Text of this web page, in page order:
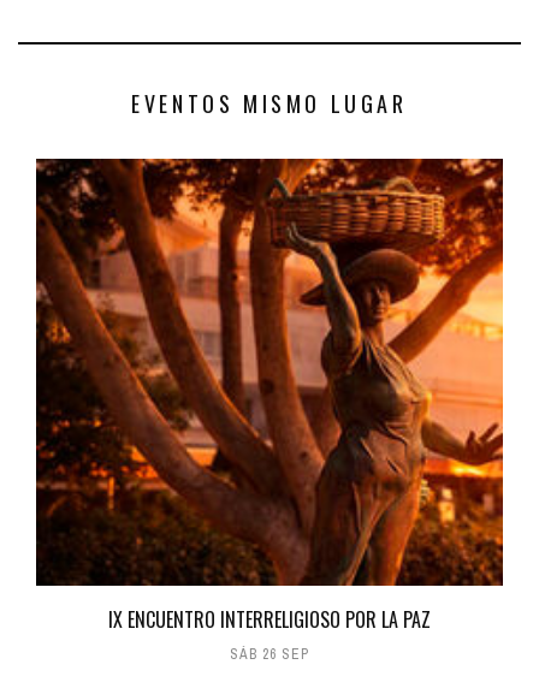
EVENTOS MISMO LUGAR
IX ENCUENTRO INTERRELIGIOSO POR LA PAZ
SÁB 26 SEP